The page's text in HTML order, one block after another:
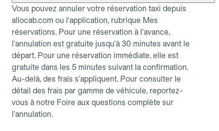
Vous pouvez annuler votre réservation taxi depuis
allocab.com ou l'application, rubrique Mes
réservations. Pour une réservation à l'avance,
l'annulation est gratuite jusqu'à 30 minutes avant le
départ. Pour une réservation immédiate, elle est
gratuite dans les 5 minutes suivant la confirmation.
Au-delà, des frais s'appliquent. Pour consulter le
détail des frais par gamme de véhicule, reportez-
vous à notre Foire aux questions complète sur
l'annulation.